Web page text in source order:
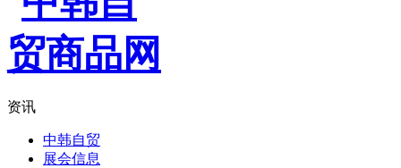
资讯
中韩自贸
展会信息